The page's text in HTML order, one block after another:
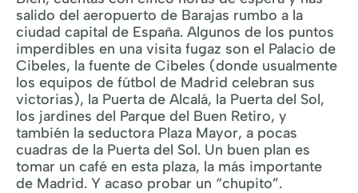
salido del aeropuerto de Barajas rumbo a la
ciudad capital de España. Algunos de los puntos
imperdibles en una visita fugaz son el Palacio de
Cibeles, la fuente de Cibeles (donde usualmente
los equipos de fútbol de Madrid celebran sus
victorias), la Puerta de Alcalá, la Puerta del Sol,
los jardines del Parque del Buen Retiro, y
también la seductora Plaza Mayor, a pocas
cuadras de la Puerta del Sol. Un buen plan es
tomar un café en esta plaza, la más importante
de Madrid. Y acaso probar un “chupito”.